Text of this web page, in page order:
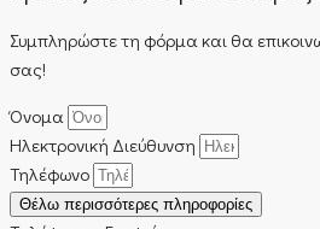
Συμπληρώστε τη φόρμα και θα
σας!
Όνομα
Ηλεκτρονική Διεύθυνση
Τηλέφωνο
Θέλω περισσότερες πληροφορίες